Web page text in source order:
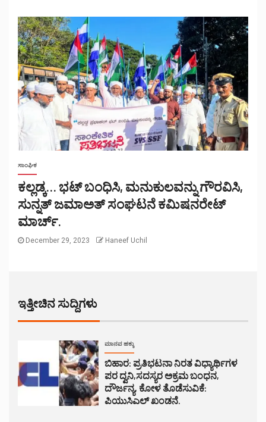
ಸಾಂಘಿಕ
ಕಲ್ಲಡ್ಕ… ಭಟ್ ಬಂಧಿಸಿ, ಮನುಕುಲವನ್ನು ಗೌರವಿಸಿ,
ಸುನ್ನತ್ ಜಮಾಅತ್ ಸಂಘಟನೆ ಕಮಿಷನರೇಟ್
ಮಾರ್ಚ್.
December 29, 2023 Haneef Uchil
ಇತ್ತೀಚಿನ ಸುದ್ದಿಗಳು
ಮಾನವ ಹಕ್ಕು
ಬಿಹಾರ: ಪ್ರತಿಭಟನಾ ನಿರತ ವಿಧ್ಯಾರ್ಥಿಗಳ
ಪರ ದ್ವನಿ,ಸದಸ್ಯರ ಅಕ್ರಮ ಬಂಧನ,
ದೌರ್ಜನ್ಯ, ಕೋಳ ತೊಡೆಸುವಿಕೆ:
ಪಿಯುಸಿಎಲ್ ಖಂಡನೆ.